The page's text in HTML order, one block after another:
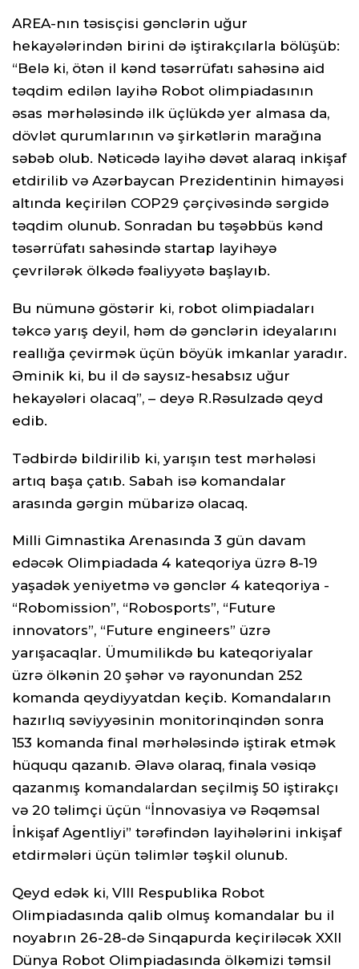
AREA-nın təsisçisi gənclərin uğur
hekayələrindən birini də iştirakçılarla bölüşüb:
“Belə ki, ötən il kənd təsərrüfatı sahəsinə aid
təqdim edilən layihə Robot olimpiadasının
əsas mərhələsində ilk üçlükdə yer almasa da,
dövlət qurumlarının və şirkətlərin marağına
səbəb olub. Nəticədə layihə dəvət alaraq inkişaf
etdirilib və Azərbaycan Prezidentinin himayəsi
altında keçirilən COP29 çərçivəsində sərgidə
təqdim olunub. Sonradan bu təşəbbüs kənd
təsərrüfatı sahəsində startap layihəyə
çevrilərək ölkədə fəaliyyətə başlayıb.
Bu nümunə göstərir ki, robot olimpiadaları
təkcə yarış deyil, həm də gənclərin ideyalarını
reallığa çevirmək üçün böyük imkanlar yaradır.
Əminik ki, bu il də saysız-hesabsız uğur
hekayələri olacaq”, – deyə R.Rəsulzadə qeyd
edib.
Tədbirdə bildirilib ki, yarışın test mərhələsi
artıq başa çatıb. Sabah isə komandalar
arasında gərgin mübarizə olacaq.
Milli Gimnastika Arenasında 3 gün davam
edəcək Olimpiadada 4 kateqoriya üzrə 8-19
yaşadək yeniyetmə və gənclər 4 kateqoriya -
“Robomission”, “Robosports”, “Future
innovators”, “Future engineers” üzrə
yarışacaqlar. Ümumilikdə bu kateqoriyalar
üzrə ölkənin 20 şəhər və rayonundan 252
komanda qeydiyyatdan keçib. Komandaların
hazırlıq səviyyəsinin monitorinqindən sonra
153 komanda final mərhələsində iştirak etmək
hüququ qazanıb. Əlavə olaraq, finala vəsiqə
qazanmış komandalardan seçilmiş 50 iştirakçı
və 20 təlimçi üçün “İnnovasiya və Rəqəmsal
İnkişaf Agentliyi” tərəfindən layihələrini inkişaf
etdirmələri üçün təlimlər təşkil olunub.
Qeyd edək ki, VIII Respublika Robot
Olimpiadasında qalib olmuş komandalar bu il
noyabrın 26-28-də Sinqapurda keçiriləcək XXII
Dünya Robot Olimpiadasında ölkəmizi təmsil